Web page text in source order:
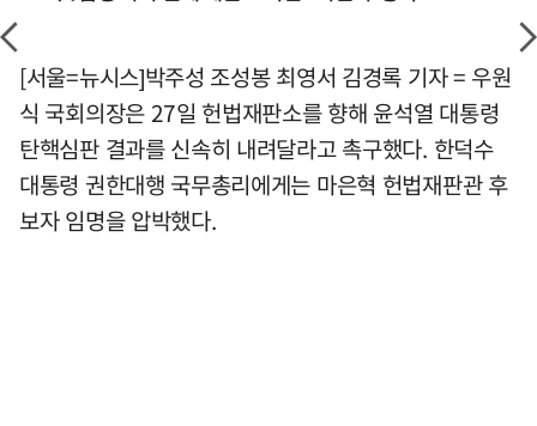
[서울=뉴시스]박주성 조성봉 최영서 김경록 기자 = 우원
식 국회의장은 27일 헌법재판소를 향해 윤석열 대통령
탄핵심판 결과를 신속히 내려달라고 촉구했다. 한덕수
대통령 권한대행 국무총리에게는 마은혁 헌법재판관 후
보자 임명을 압박했다.